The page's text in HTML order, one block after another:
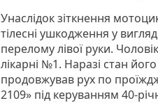
Унаслідок зіткнення
тілесні ушкодження у
перелому лівої руки.
лікарні №1. Наразі стан
продовжував рух по
2109» під керуванням 40-